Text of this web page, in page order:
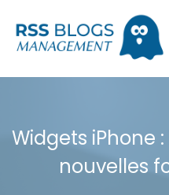
Widgets iPhone
nouvelles